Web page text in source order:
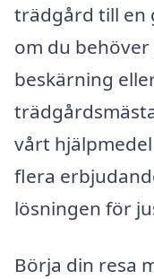
trädgård till en
om du
beskärning
vårt
flera
lösningen för
Börja din resa